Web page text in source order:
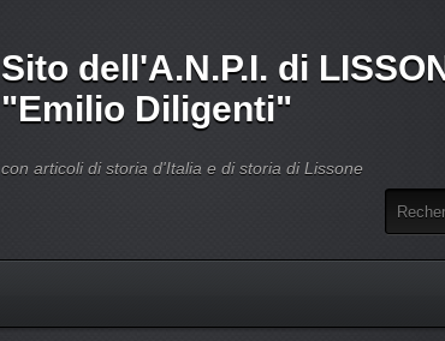
Sito dell'A.N.P.I. di
"Emilio Diligenti"
con articoli di storia d'Italia e di storia di Lissone